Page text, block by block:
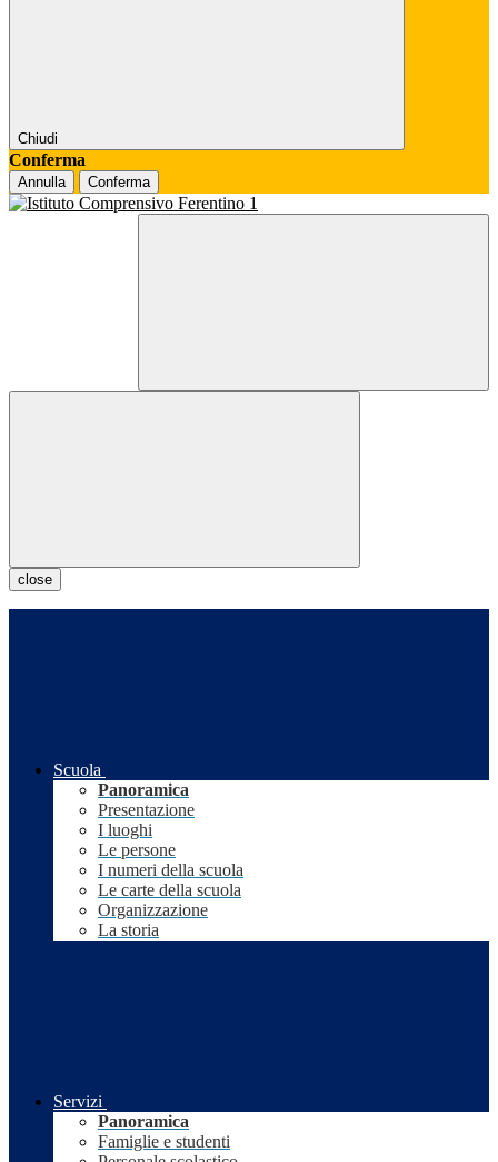
Chiudi
Conferma
Annulla Conferma
close
Scuola
Panoramica
Presentazione
I luoghi
Le persone
I numeri della scuola
Le carte della scuola
Organizzazione
La storia
Servizi
Panoramica
Famiglie e studenti